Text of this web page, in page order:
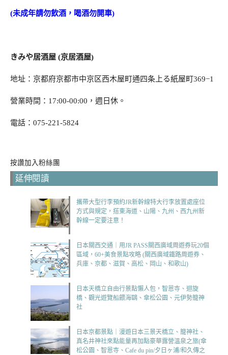
(未成年請勿飲酒，喝酒勿開車)
きみや居酒屋 (京居酒屋)
地址：京都府京都市中京区西木屋町通四条上る紙屋町369−1
營業時間：17:00-00:00，週日休。
電話：075-221-5824
按讚加入粉絲團
延伸閱讀
攜帶大型行李預約JR新幹線特大行李放置處座位
方式與規定，搭東海道、山陽、九州、西九州新
幹線一定要注意！
日本關西交通｜用JR PASS關西廣域周遊券玩20個
區域，60+美食景點攻略 (關西廣域鐵路周遊券、
兵庫、京都、滋賀、高松、岡山、和歌山)
日本天橋立自由行景點懶人包，智恩寺、迴旋
橋、觀光遊覽船餵海鷗、傘松公園、元伊勢籠神
社
日本京都景點｜漫遊日本三景天橋立、籠神社、
真名井神社來點能量再加點豪華露營溫泉之旅(傘
松公園、智恩寺、Cafe du pin/夕日ヶ浦/和久傳之